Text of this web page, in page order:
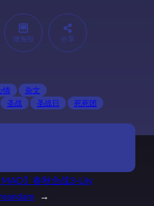
微海报 分享
情
杂文
圣战 圣战日 死死团
MAD】春秋合战3-Lily
→